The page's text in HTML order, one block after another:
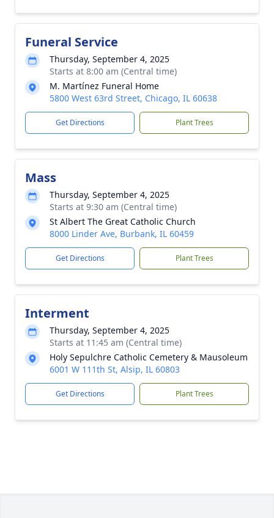
Funeral Service
Thursday, September 4, 2025
Starts at 8:00 am (Central time)
M. Martínez Funeral Home
5800 West 63rd Street, Chicago, IL 60638
Get Directions Plant Trees
Mass
Thursday, September 4, 2025
Starts at 9:30 am (Central time)
St Albert The Great Catholic Church
8000 Linder Ave, Burbank, IL 60459
Get Directions Plant Trees
Interment
Thursday, September 4, 2025
Starts at 11:45 am (Central time)
Holy Sepulchre Catholic Cemetery & Mausoleum
6001 W 111th St, Alsip, IL 60803
Get Directions Plant Trees